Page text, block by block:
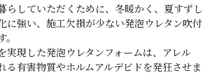
らしていただくために、冬暖かく、夏すずし
に強い、施工欠損が少ない発泡ウレタン吹付
実現した発泡ウレタンフォームは、アレル
る有害物質やホルムアルデビドを発狂させま